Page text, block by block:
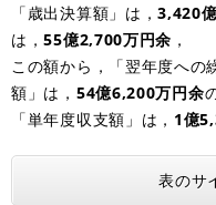
「歳出決算額」は，3,420
は，55億2,700万円余 ，
この額から，「翌年度への
額」は， 54億6,200万円余
「単年度収支額」は， 1億
表のサ